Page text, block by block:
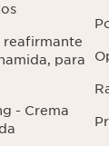
reafirmante
para
- Crema